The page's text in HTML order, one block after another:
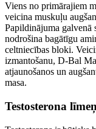
Viens no primārajiem
veicina muskuļu
Papildinājuma galvenā
nodrošina bagātīgu
celtniecības bloki.
izmantošanu, D-Bal
atjaunošanos un
masa.
Testosterona